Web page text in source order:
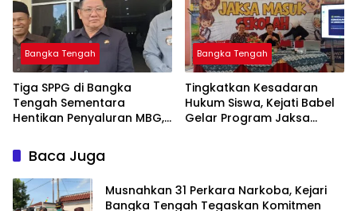
Bangka Tengah
‎Tiga SPPG di Bangka
Tengah Sementara
Hentikan Penyaluran MBG,
Bangka Tengah
Tingkatkan Kesadaran
Hukum Siswa, Kejati Babel
Gelar Program Jaksa
Baca Juga
Musnahkan 31 Perkara Narkoba, Kejari
Bangka Tengah Tegaskan Komitmen